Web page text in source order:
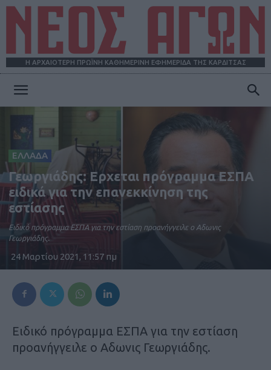
Η ΑΡΧΑΙΟΤΕΡΗ ΠΡΩΪΝΗ ΚΑΘΗΜΕΡΙΝΗ ΕΦΗΜΕΡΙΔΑ ΤΗΣ ΚΑΡΔΙΤΣΑΣ
ΕΛΛΑΔΑ
Γεωργιάδης: Ερχεται πρόγραμμα ΕΣΠΑ
ειδικά για την επανεκκίνηση της
εστίασης
Ειδικό πρόγραμμα ΕΣΠΑ για την εστίαση προανήγγειλε ο Αδωνις
Γεωργιάδης.
24 Μαρτίου 2021, 11:57 πμ
Ειδικό πρόγραμμα ΕΣΠΑ για την εστίαση
προανήγγειλε ο Αδωνις Γεωργιάδης.